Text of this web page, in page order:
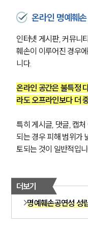
온라인 명예훼손
인터넷 게시판, 커뮤니
훼손이 이루어진 경우
니다.
온라인 공간은 불특정
라도 오프라인보다 더
특히 게시글, 댓글, 캡
되는 경우 피해 범위가
토되는 것이 일반적입니
더보기
명예훼손공연성 성